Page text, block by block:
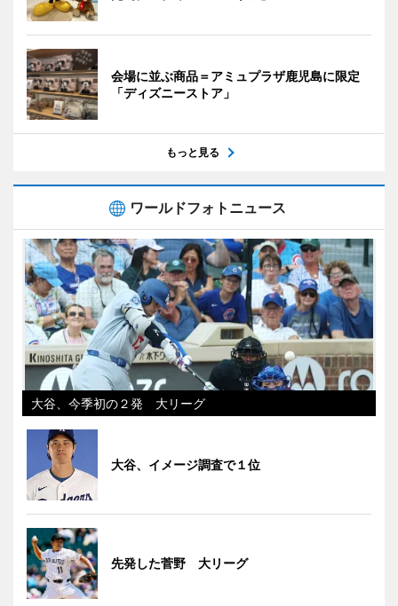
会場に並ぶ商品＝アミュプラザ鹿児島に限定
「ディズニーストア」
もっと見る
ワールドフォトニュース
大谷、今季初の２発 大リーグ
大谷、イメージ調査で１位
先発した菅野 大リーグ